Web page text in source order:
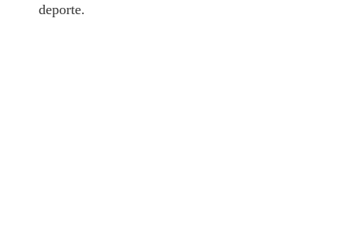
deporte.